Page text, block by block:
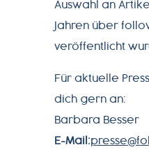
MAGAZIN
ÜBER
UNS
Auswahl an
Jahren über
veröffentlicht
Für aktuelle
dich gern an:
Barbara Besser
E-Mail: